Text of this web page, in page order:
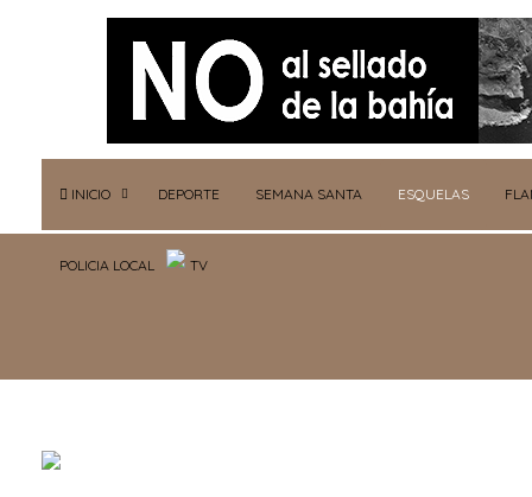
INICIO DEPORTE SEMANA SANTA ESQUELAS
POLICIA LOCAL TV